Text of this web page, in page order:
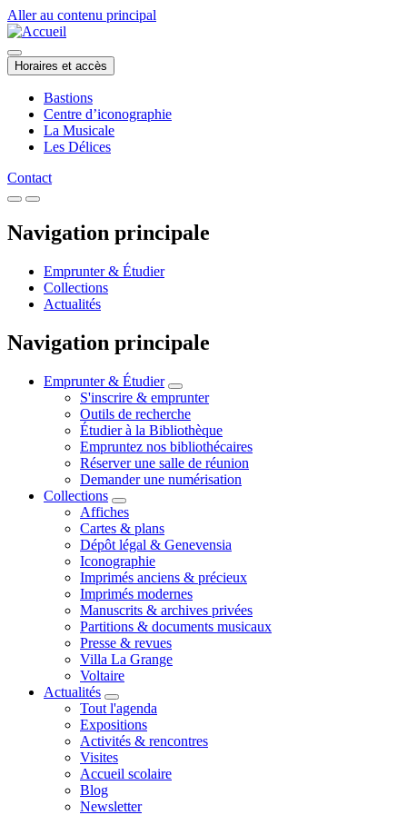
Aller au contenu principal
Horaires et accès
Bastions
Centre d’iconographie
La Musicale
Les Délices
Contact
Navigation principale
Emprunter & Étudier
Collections
Actualités
Navigation principale
Emprunter & Étudier
S'inscrire & emprunter
Outils de recherche
Étudier à la Bibliothèque
Empruntez nos bibliothécaires
Réserver une salle de réunion
Demander une numérisation
Collections
Affiches
Cartes & plans
Dépôt légal & Genevensia
Iconographie
Imprimés anciens & précieux
Imprimés modernes
Manuscrits & archives privées
Partitions & documents musicaux
Presse & revues
Villa La Grange
Voltaire
Actualités
Tout l'agenda
Expositions
Activités & rencontres
Visites
Accueil scolaire
Blog
Newsletter